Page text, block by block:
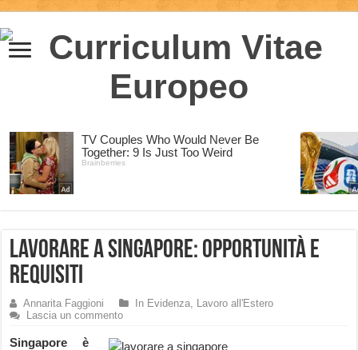
Lavorare a Singapore: opportunità e
requisiti
Annarita Faggioni In Evidenza, Lavoro all'Estero
Lascia un commento
Singapore è